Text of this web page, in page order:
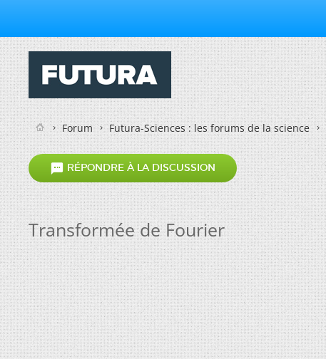
Forum Futura-Sciences : les forums de la science
 RÉPONDRE À LA DISCUSSION
Transformée de Fourier